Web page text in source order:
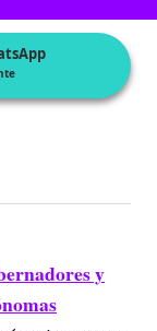
y